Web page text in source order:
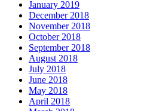
January 2019
December 2018
November 2018
October 2018
September 2018
August 2018
July 2018
June 2018
May 2018
April 2018